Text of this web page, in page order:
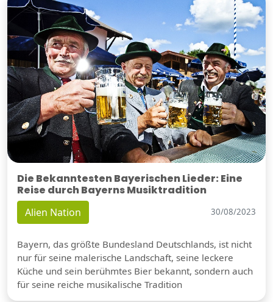
Die Bekanntesten Bayerischen Lieder: Eine
Reise durch Bayerns Musiktradition
Alien Nation 30/08/2023
Bayern, das größte Bundesland Deutschlands, ist nicht
nur für seine malerische Landschaft, seine leckere
Küche und sein berühmtes Bier bekannt, sondern auch
für seine reiche musikalische Tradition